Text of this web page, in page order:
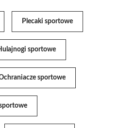
Plecaki sportowe
sportowe
sportowe